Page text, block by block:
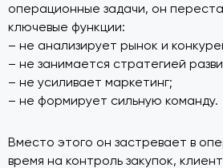
операционные задачи, он
ключевые функции:
– не анализирует рынок и
– не занимается стратегией
– не усиливает маркетинг;
– не формирует сильную команду.
Вместо этого он застревает в
время на контроль закупок,